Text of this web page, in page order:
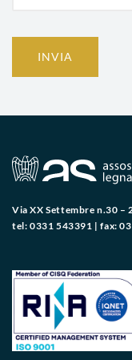
INVIA
Via XX Settembre n.30 –
tel: 0331 543391 | fax: